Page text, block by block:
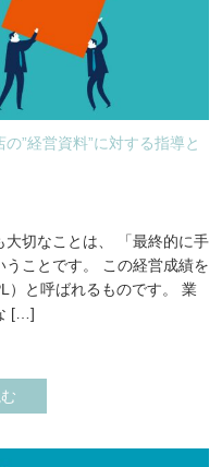
”経営資料”に対する指導と
切なことは、 「最終的に手
ことです。 この経営成績を
）と呼ばれるものです。 業
[…]